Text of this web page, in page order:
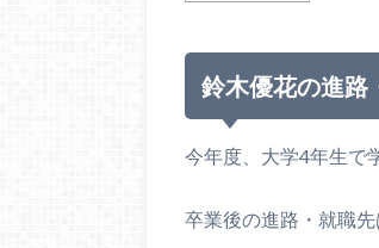
鈴木優花の進路
今年度、大学4年生で
卒業後の進路・就職